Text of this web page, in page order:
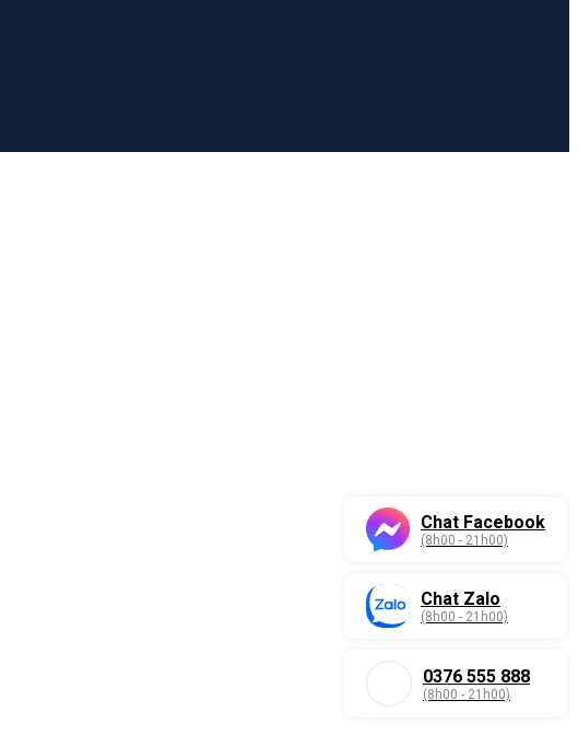
Chat Facebook
(8h00 - 21h00)
Chat Zalo
(8h00 - 21h00)
0376 555 888
(8h00 - 21h00)